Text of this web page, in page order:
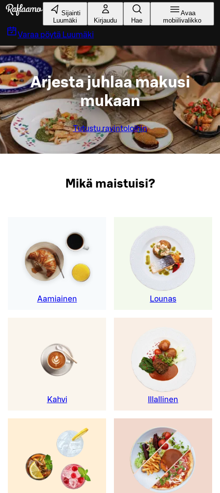
Siirry pääsisältöön
Sijainti
Luumäki
Kirjaudu Hae
Avaa
mobiilivalikko
Varaa pöytä Luumäki
Arjesta juhlaa makusi
mukaan
Tutustu ravintoloihin
Mikä maistuisi?
Aamiainen Lounas
Kahvi Illallinen